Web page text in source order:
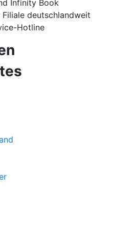
Infinity Book
deutschlandweit
Hotline